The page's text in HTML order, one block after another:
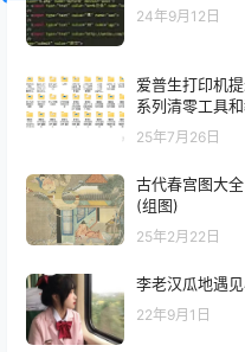
24年9月12日
爱普生打印机
系列清零工具
25年7月26日
古代春宫图大
(组图)
25年2月22日
李老汉瓜地遇
22年9月1日